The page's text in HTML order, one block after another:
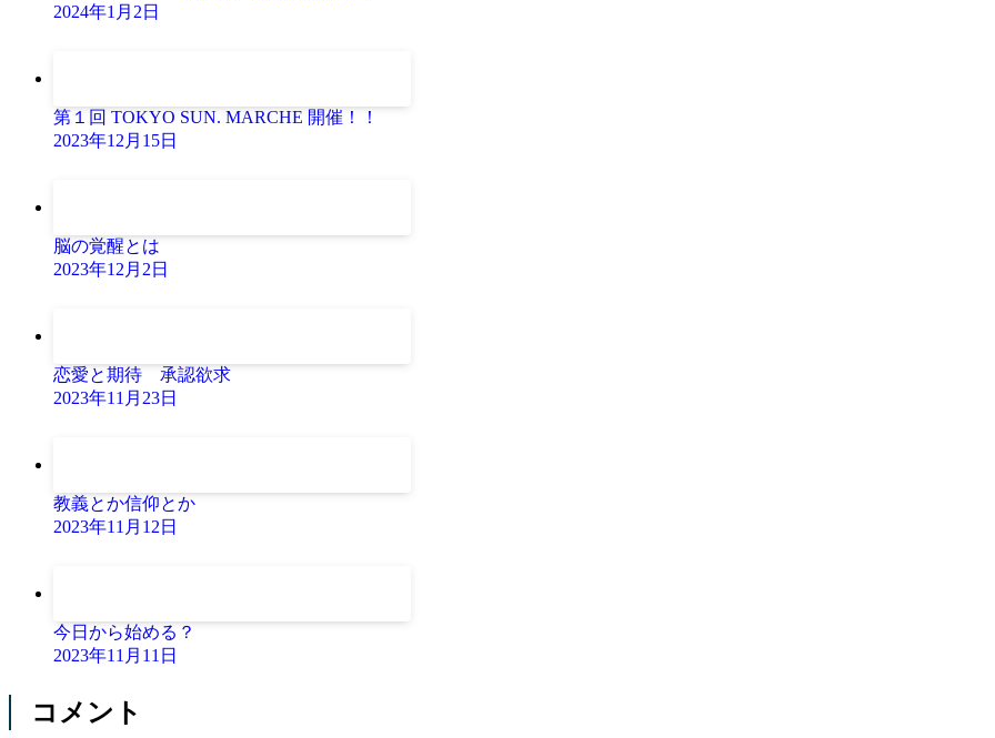
2024年1月2日
第１回 TOKYO SUN. MARCHE 開催！！
2023年12月15日
脳の覚醒とは
2023年12月2日
恋愛と期待 承認欲求
2023年11月23日
教義とか信仰とか
2023年11月12日
今日から始める？
2023年11月11日
コメント